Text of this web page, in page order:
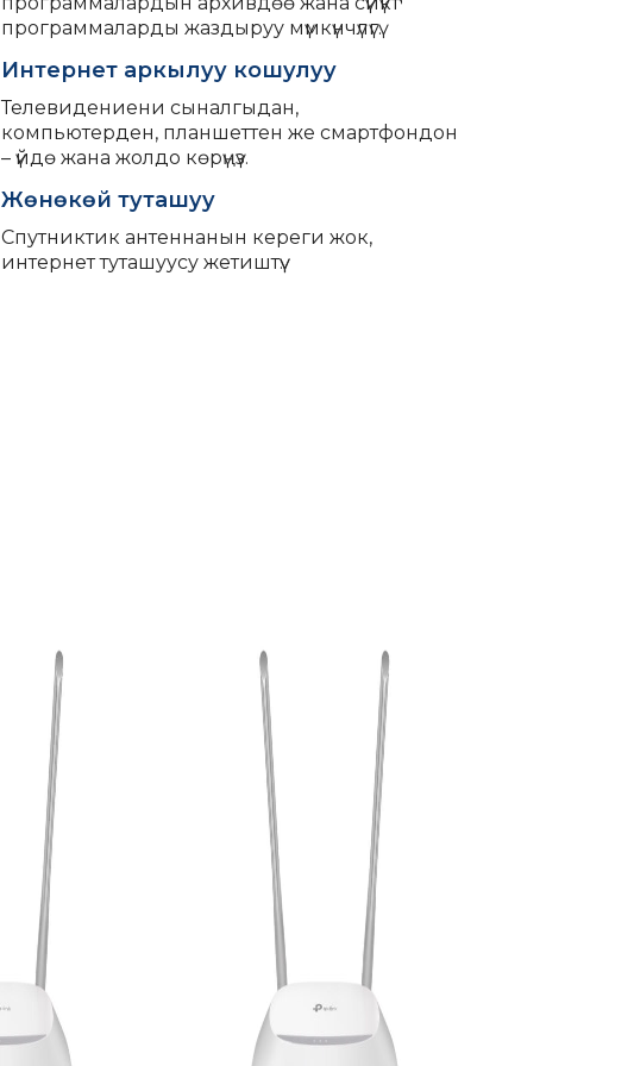
программаларды жаздыруу мүмкүнчүлүгү.
Интернет аркылуу кошулуу
Телевидениени сыналгыдан,
компьютерден, планшеттен же смартфондон
– үйдө жана жолдо көрүңүз.
Жөнөкөй туташуу
Спутниктик антеннанын кереги жок,
интернет туташуусу жетиштүү.